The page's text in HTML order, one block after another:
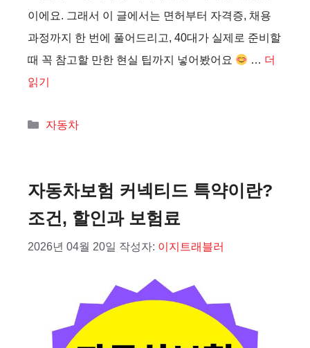
이에요. 그래서 이 글에서는 면허부터 자격증, 채용
과정까지 한 번에 풀어드리고, 40대가 실제로 준비할
때 꼭 참고할 만한 현실 팁까지 넣어봤어요
… 더
읽기
카
자동차
자동차보험 커넥티드 특약이란?
조건, 할인과 보험료
2026년 04월 20일 작성자: 이지트래블러